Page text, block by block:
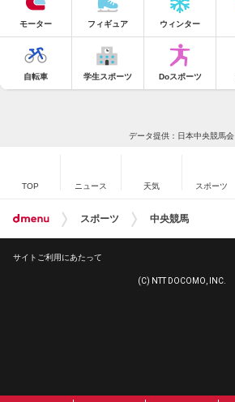
モーター フィギュア ウィンター
自転車 学生スポーツ Doスポーツ
データ提供：日本中央競馬会
TOP ニュース 天気 スポーツ
スポーツ 中央競馬
サイトご利用にあたって
(C) NTT DOCOMO, INC.